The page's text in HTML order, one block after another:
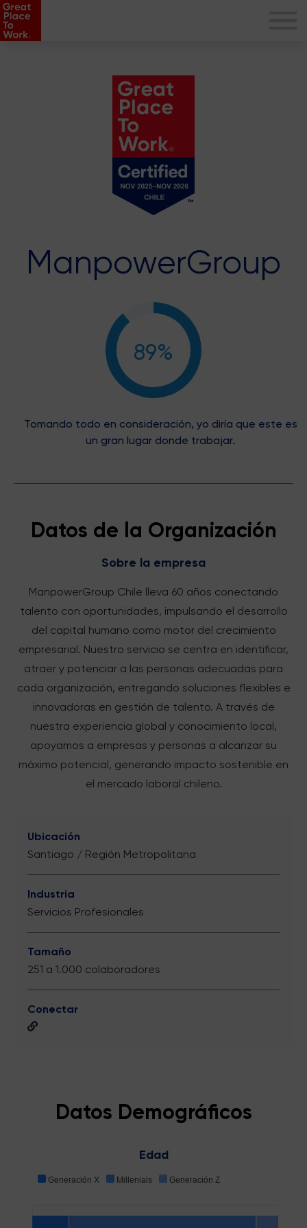
ManpowerGroup
89%
Tomando todo en consideración, yo diría que este es
un gran lugar donde trabajar.
Datos de la Organización
Sobre la empresa
ManpowerGroup Chile lleva 60 años conectando
talento con oportunidades, impulsando el desarrollo
del capital humano como motor del crecimiento
empresarial. Nuestro servicio se centra en identificar,
atraer y potenciar a las personas adecuadas para
cada organización, entregando soluciones flexibles e
innovadoras en gestión de talento. A través de
nuestra experiencia global y conocimiento local,
apoyamos a empresas y personas a alcanzar su
máximo potencial, generando impacto sostenible en
el mercado laboral chileno.
Ubicación
Santiago / Región Metropolitana
Industria
Servicios Profesionales
Tamaño
251 a 1.000 colaboradores
Conectar
Datos Demográficos
Edad
Generación X Millenials Generación Z